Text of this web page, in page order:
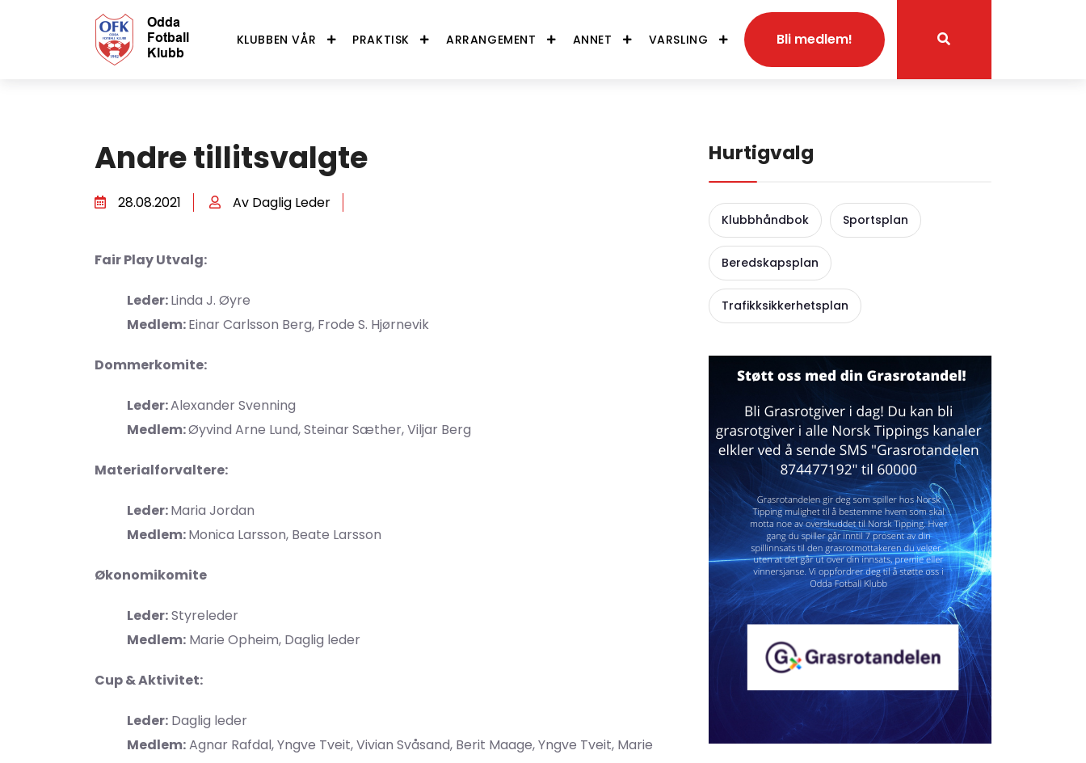
KLUBBEN VÅR PRAKTISK ARRANGEMENT ANNET VARSLING Bli medlem!
Andre tillitsvalgte
28.08.2021 Av Daglig Leder
Fair Play Utvalg:
Leder:Linda J. Øyre
Medlem:Einar Carlsson Berg, Frode S. Hjørnevik
Dommerkomite:
Leder:Alexander Svenning
Medlem:Øyvind Arne Lund, Steinar Sæther, Viljar Berg
Materialforvaltere:
Leder:Maria Jordan
Medlem:Monica Larsson, Beate Larsson
Økonomikomite
Leder:Styreleder
Medlem: Marie Opheim, Daglig leder
Cup & Aktivitet:
Leder: Daglig leder
Medlem:Agnar Rafdal, Yngve Tveit, Vivian Svåsand, Berit Maage, Yngve Tveit, Marie
Hurtigvalg
Klubbhåndbok Sportsplan
Beredskapsplan
Trafikksikkerhetsplan